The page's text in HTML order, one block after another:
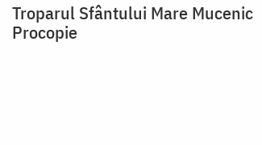
Troparul Sfântului Mare Mucenic
Procopie